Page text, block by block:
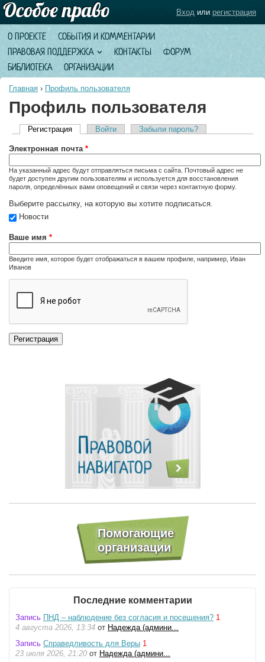
О ПРОЕКТЕ
СОБЫТИЯ И КОММЕНТАРИИ
ПРАВОВАЯ ПОДДЕРЖКА
КОНТАКТЫ
ФОРУМ
БИБЛИОТЕКА
ОРГАНИЗАЦИИ
Вход или регистрация
Главная › Профиль пользователя
Профиль пользователя
Главные вкладки
Регистрация (активная вкладка)
Войти Забыли пароль?
Электронная почта *
На указанный адрес будут отправляться письма с сайта. Почтовый адрес не
будет доступен другим пользователям и используется для восстановления
пароля, определённых вами оповещений и связи через контактную форму.
Выберите рассылку, на которую вы хотите подписаться.
Новости
Ваше имя *
Введите имя, которое будет отображаться в вашем профиле, например, Иван
Иванов
Последние комментарии
Запись ПНД – наблюдение без согласия и посещения? 1
4 августа 2026, 13:34 от Надежда (админи...
Запись Справедливость для Веры 1
23 июля 2026, 21:20 от Надежда (админи...